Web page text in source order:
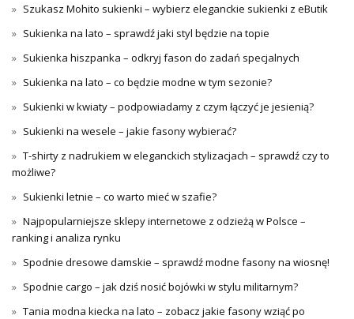
Szukasz Mohito sukienki – wybierz eleganckie sukienki z eButik
Sukienka na lato – sprawdź jaki styl będzie na topie
Sukienka hiszpanka – odkryj fason do zadań specjalnych
Sukienka na lato – co będzie modne w tym sezonie?
Sukienki w kwiaty – podpowiadamy z czym łączyć je jesienią?
Sukienki na wesele – jakie fasony wybierać?
T-shirty z nadrukiem w eleganckich stylizacjach – sprawdź czy to
możliwe?
Sukienki letnie – co warto mieć w szafie?
Najpopularniejsze sklepy internetowe z odzieżą w Polsce –
ranking i analiza rynku
Spodnie dresowe damskie – sprawdź modne fasony na wiosnę!
Spodnie cargo – jak dziś nosić bojówki w stylu militarnym?
Tania modna kiecka na lato – zobacz jakie fasony wziąć po